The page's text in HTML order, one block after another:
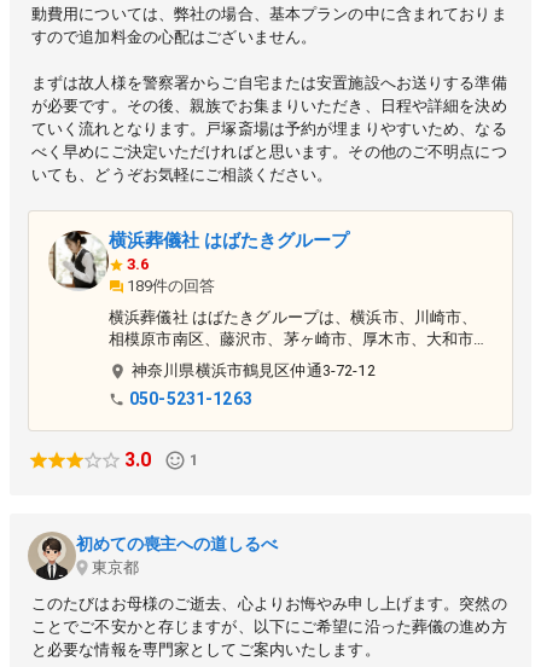
動費用については、弊社の場合、基本プランの中に含まれておりま
すので追加料金の心配はございません。
まずは故人様を警察署からご自宅または安置施設へお送りする準備
が必要です。その後、親族でお集まりいただき、日程や詳細を決め
ていく流れとなります。戸塚斎場は予約が埋まりやすいため、なる
べく早めにご決定いただければと思います。その他のご不明点につ
いても、どうぞお気軽にご相談ください。
横浜葬儀社 はばたきグループ
3.6
189件の回答
横浜葬儀社 はばたきグループは、横浜市、川崎市、
相模原市南区、藤沢市、茅ヶ崎市、厚木市、大和市、
大田区（東京都）に対応した葬儀社です。火葬式・家
族葬・一日葬など、簡易的なお葬式から一般的なお葬
式までご相談を承っております。 ▶〈横浜市営斎場
〉での家族葬専門！ ▶横浜北部斎場 ▶横浜
南部斎場 ▶横浜久保山斎場 ▶横浜戸塚斎場
▶市民であれば市営斎場を市民価格でご利用可能！
り ▶お葬式がはじめてでよくわからない方に丁寧に
ご説明いたします ▶女性 葬儀相談スタッフ在籍 ▶
葬儀に必要なものを含んだプランをご用意
神奈川県横浜市鶴見区仲通3-72-12
050-5231-1263
3.0 1
初めての喪主への道しるべ
東京都
このたびはお母様のご逝去、心よりお悔やみ申し上げます。突然の
ことでご不安かと存じますが、以下にご希望に沿った葬儀の進め方
と必要な情報を専門家としてご案内いたします。